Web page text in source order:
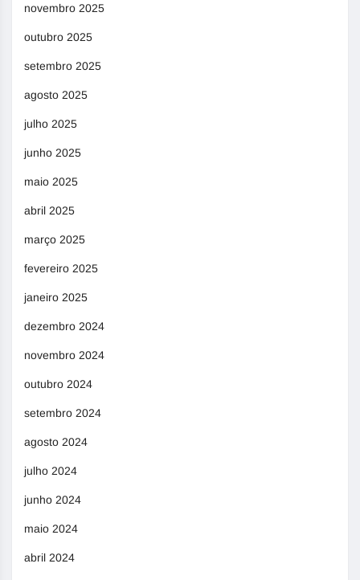
novembro 2025
outubro 2025
setembro 2025
agosto 2025
julho 2025
junho 2025
maio 2025
abril 2025
março 2025
fevereiro 2025
janeiro 2025
dezembro 2024
novembro 2024
outubro 2024
setembro 2024
agosto 2024
julho 2024
junho 2024
maio 2024
abril 2024